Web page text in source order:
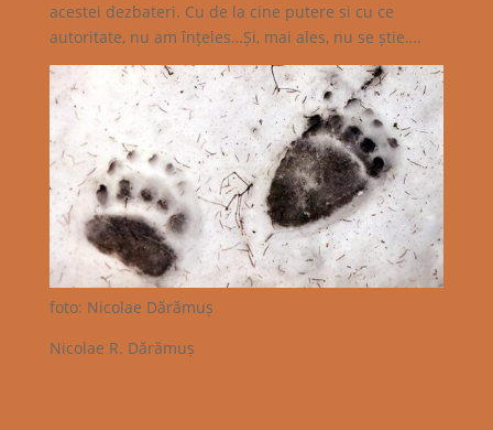
acestei dezbateri. Cu de la cine putere si cu ce
autoritate, nu am înțeles…Și, mai ales, nu se știe….
foto: Nicolae Dărămuș
Nicolae R. Dărămuș